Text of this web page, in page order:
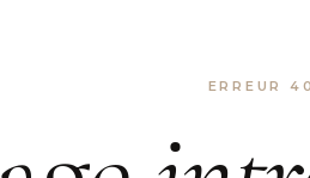
ERREUR